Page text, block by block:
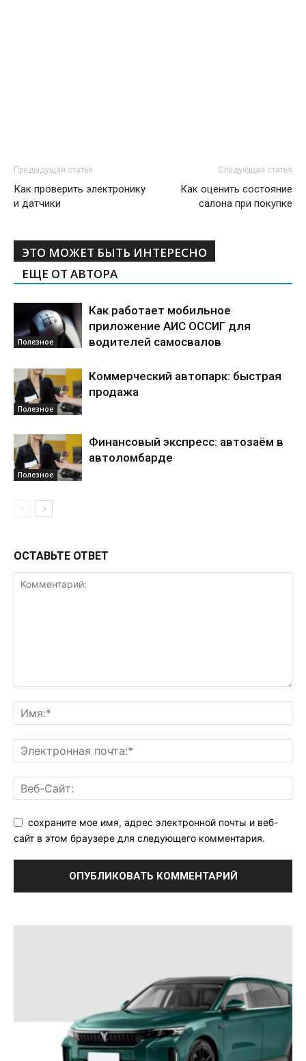
Предыдущая статья
Как проверить электронику
и датчики
Следующая статья
Как оценить состояние
салона при покупке
ЭТО МОЖЕТ БЫТЬ ИНТЕРЕСНО
ЕЩЕ ОТ АВТОРА
Полезное
Как работает мобильное
приложение АИС ОССИГ для
водителей самосвалов
Полезное
Коммерческий автопарк: быстрая
продажа
Полезное
Финансовый экспресс: автозаём в
автоломбарде
ОСТАВЬТЕ ОТВЕТ
сохраните мое имя, адрес электронной почты и веб-
сайт в этом браузере для следующего комментария.